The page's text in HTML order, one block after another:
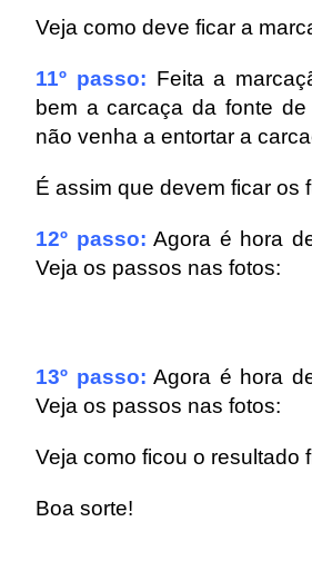
Veja como deve ficar a
11º passo: Feita a
bem a carcaça da fonte
não venha a entortar a
É assim que devem ficar os
12º passo: Agora é hora
Veja os passos nas fotos:
13º passo: Agora é hora
Veja os passos nas fotos:
Veja como ficou o resultado
Boa sorte!